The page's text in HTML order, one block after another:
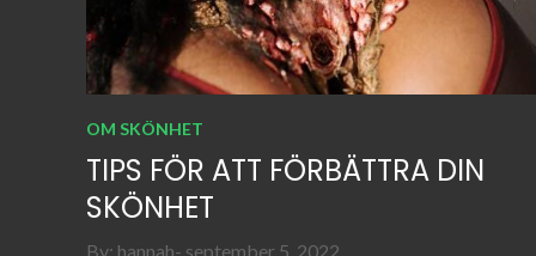
OM SKÖNHET
TIPS FÖR ATT FÖRBÄTTRA DIN
SKÖNHET
By: hannah Posted
september 5, 2022